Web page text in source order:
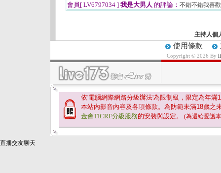
會員[ LV6797034 ] 我是大男人 的評論： 不錯不錯我喜
主持人個
使用條款
Copyright © 2026 By
依'電腦網際網路分級辦法'為限制級，限定為年滿
本站內影音內容及各項條款。為防範未滿18歲之
金會TICRF分級服務的安裝與設定。 (為還給愛護
直播交友聊天